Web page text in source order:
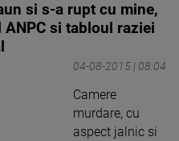
si s-a rupt cu mine,
si tabloul raziei
04-08-2015 | 08:04
Camere
murdare, cu
aspect jalnic si